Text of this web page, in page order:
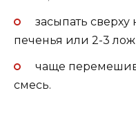
засыпать
печенья или 2-3
чаще
смесь.